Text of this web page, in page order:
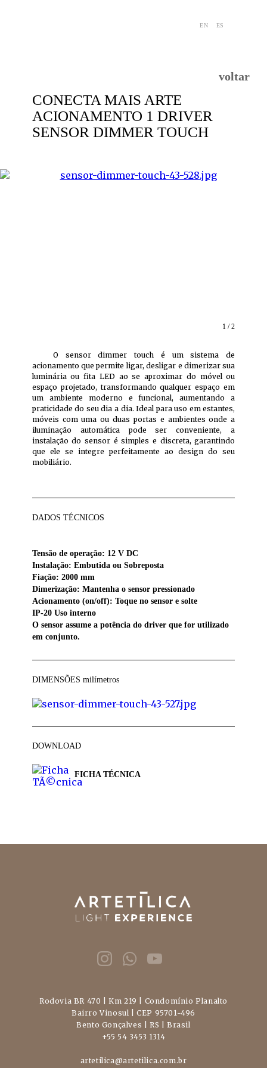
EN ES
voltar
CONECTA MAIS ARTE
ACIONAMENTO 1 DRIVER
SENSOR DIMMER TOUCH
1 / 2
O sensor dimmer touch é um sistema de
acionamento que permite ligar, desligar e dimerizar sua
luminária ou fita LED ao se aproximar do móvel ou
espaço projetado, transformando qualquer espaço em
um ambiente moderno e funcional, aumentando a
praticidade do seu dia a dia. Ideal para uso em estantes,
móveis com uma ou duas portas e ambientes onde a
iluminação automática pode ser conveniente, a
instalação do sensor é simples e discreta, garantindo
que ele se integre perfeitamente ao design do seu
mobiliário.
DADOS TÉCNICOS
Tensão de operação: 12 V DC
Instalação: Embutida ou Sobreposta
Fiação: 2000 mm
Dimerização: Mantenha o sensor pressionado
Acionamento (on/off): Toque no sensor e solte
IP-20 Uso interno
O sensor assume a potência do driver que for utilizado
em conjunto.
DIMENSÕES milímetros
DOWNLOAD
FICHA TÉCNICA
Rodovia BR 470 | Km 219 | Condomínio Planalto
Bairro Vinosul | CEP 95701-496
Bento Gonçalves | RS | Brasil
+55 54 3453 1314
artetilica@artetilica.com.br